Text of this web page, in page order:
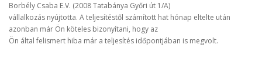
Borbély Csaba E.V. (2008 Tatabánya Győri út 1/A)
vállalkozás nyújtotta. A teljesítéstől számított hat hónap eltelte után
azonban már Ön köteles bizonyítani, hogy az
Ön által felismert hiba már a teljesítés időpontjában is megvolt.